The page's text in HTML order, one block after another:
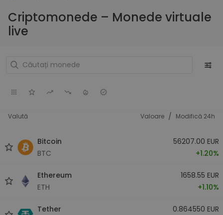
Criptomonede – Monede virtuale
live
Valută Valoare / Modifică 24h
Bitcoin
BTC
56207.00 EUR
+1.20%
Ethereum
ETH
1658.55 EUR
+1.10%
Tether
0.864550 EUR